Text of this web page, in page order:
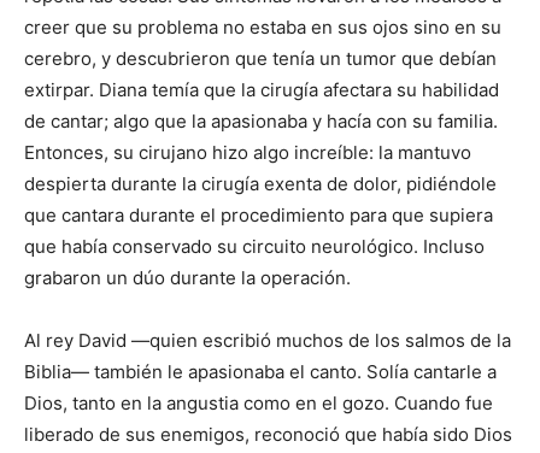
creer que su problema no estaba en sus ojos sino en su
cerebro, y descubrieron que tenía un tumor que debían
extirpar. Diana temía que la cirugía afectara su habilidad
de cantar; algo que la apasionaba y hacía con su familia.
Entonces, su cirujano hizo algo increíble: la mantuvo
despierta durante la cirugía exenta de dolor, pidiéndole
que cantara durante el procedimiento para que supiera
que había conservado su circuito neurológico. Incluso
grabaron un dúo durante la operación.
Al rey David —quien escribió muchos de los salmos de la
Biblia— también le apasionaba el canto. Solía cantarle a
Dios, tanto en la angustia como en el gozo. Cuando fue
liberado de sus enemigos, reconoció que había sido Dios